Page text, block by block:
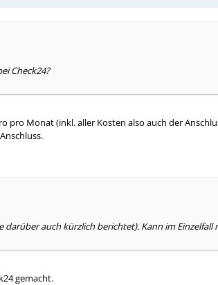
Check24?
pro Monat (inkl. aller Kosten also auch der
darüber auch kürzlich berichtet). Kann im
gemacht.